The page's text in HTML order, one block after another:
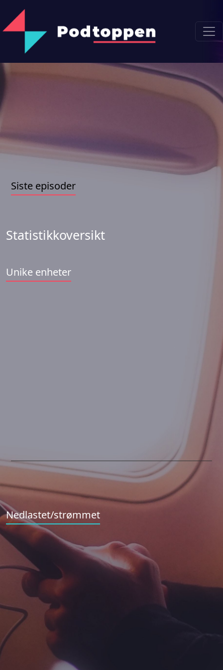
Siste episoder
Statistikkoversikt
Unike enheter
Nedlastet/strømmet